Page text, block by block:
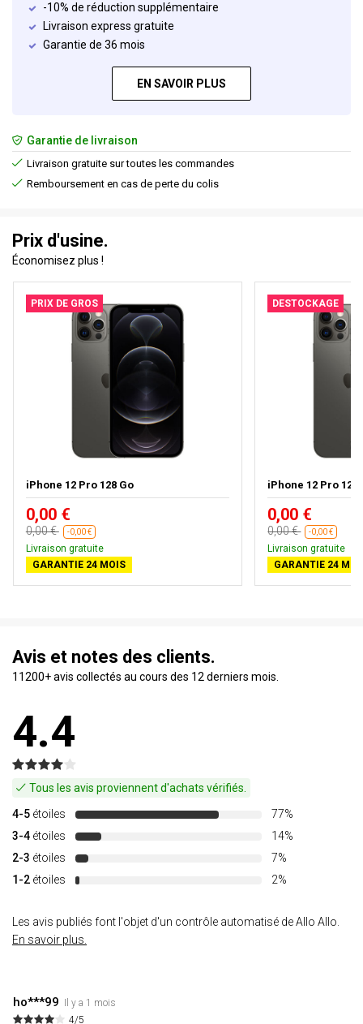
-10% de réduction supplémentaire
Livraison express gratuite
Garantie de 36 mois
EN SAVOIR PLUS
Garantie de livraison
Livraison gratuite sur toutes les commandes
Remboursement en cas de perte du colis
Prix d'usine.
Économisez plus !
PRIX DE GROS
iPhone 12 Pro 128 Go
0,00 €
0,00 € -0,00 €
Livraison gratuite
GARANTIE 24 MOIS
DESTOCKAGE
iPhone 12 Pro 128
0,00 €
0,00 € -0,00 €
Livraison gratuite
GARANTIE 24
Avis et notes des clients.
11200+ avis collectés au cours des 12 derniers mois.
4.4
Tous les avis proviennent d'achats vérifiés.
4-5 étoiles
77%
3-4 étoiles
14%
2-3 étoiles
7%
1-2 étoiles 2%
Les avis publiés font l'objet d'un contrôle automatisé de Allo Allo.
En savoir plus.
ho***99
Il y a 1 mois
4/5